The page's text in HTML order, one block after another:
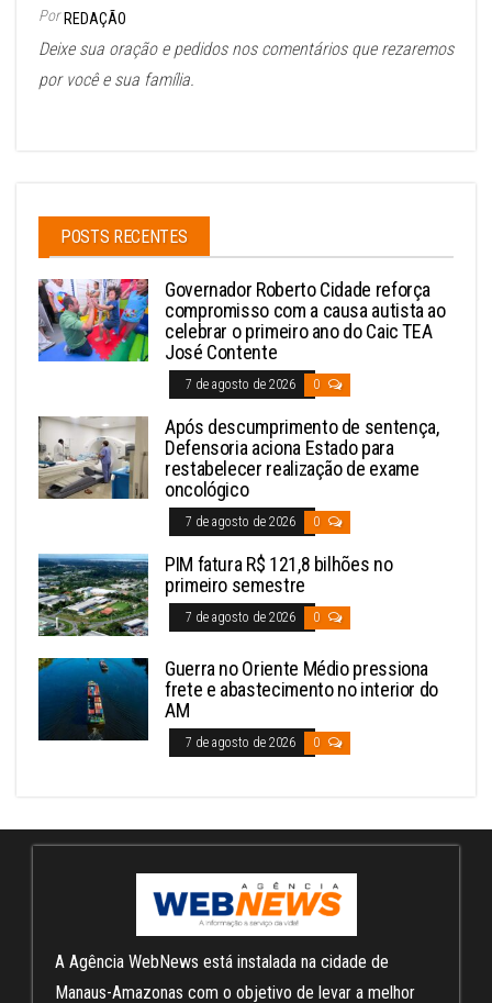
Por REDAÇÃO
Deixe sua oração e pedidos nos comentários que rezaremos
por você e sua família.
POSTS RECENTES
Governador Roberto Cidade reforça
compromisso com a causa autista ao
celebrar o primeiro ano do Caic TEA
José Contente
7 de agosto de 2026 0
Após descumprimento de sentença,
Defensoria aciona Estado para
restabelecer realização de exame
oncológico
7 de agosto de 2026 0
PIM fatura R$ 121,8 bilhões no
primeiro semestre
7 de agosto de 2026 0
Guerra no Oriente Médio pressiona
frete e abastecimento no interior do
AM
7 de agosto de 2026 0
A Agência WebNews está instalada na cidade de
Manaus-Amazonas com o objetivo de levar a melhor